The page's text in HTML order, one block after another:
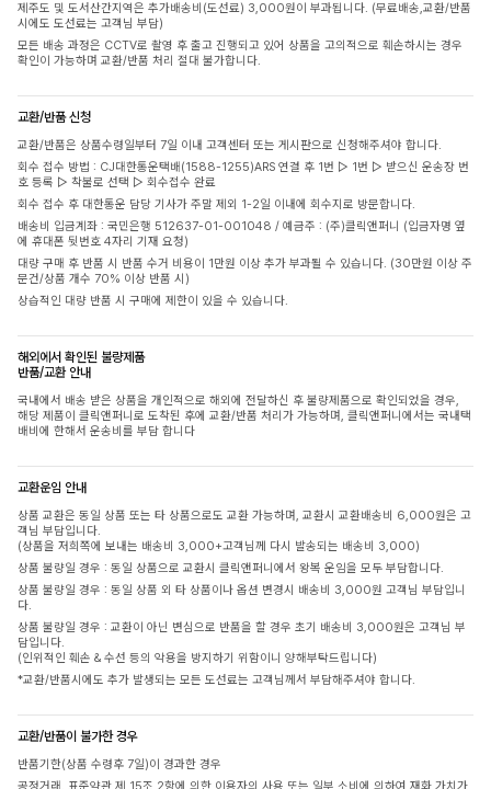
제주도 및 도서산간지역은 추가배송비(도선료) 3,000원이 부과됩니다. (무료배송,교환/반품
시에도 도선료는 고객님 부담)
모든 배송 과정은 CCTV로 촬영 후 출고 진행되고 있어 상품을 고의적으로 훼손하시는 경우
확인이 가능하며 교환/반품 처리 절대 불가합니다.
교환/반품 신청
교환/반품은 상품수령일부터 7일 이내 고객센터 또는 게시판으로 신청해주셔야 합니다.
회수 접수 방법 : CJ대한통운택배(1588-1255)ARS 연결 후 1번 ▷ 1번 ▷ 받으신 운송장 번
호 등록 ▷ 착불로 선택 ▷ 회수접수 완료
회수 접수 후 대한통운 담당 기사가 주말 제외 1-2일 이내에 회수지로 방문합니다.
배송비 입금계좌 : 국민은행 512637-01-001048 / 예금주 : (주)클릭앤퍼니 (입금자명 옆
에 휴대폰 뒷번호 4자리 기재 요청)
대량 구매 후 반품 시 반품 수거 비용이 1만원 이상 추가 부과될 수 있습니다. (30만원 이상 주
문건/상품 개수 70% 이상 반품 시)
상습적인 대량 반품 시 구매에 제한이 있을 수 있습니다.
해외에서 확인된 불량제품
반품/교환 안내
국내에서 배송 받은 상품을 개인적으로 해외에 전달하신 후 불량제품으로 확인되었을 경우,
해당 제품이 클릭앤퍼니로 도착된 후에 교환/반품 처리가 가능하며, 클릭앤퍼니에서는 국내택
배비에 한해서 운송비를 부담 합니다
교환운임 안내
상품 교환은 동일 상품 또는 타 상품으로도 교환 가능하며, 교환시 교환배송비 6,000원은 고
객님 부담입니다.
(상품을 저희쪽에 보내는 배송비 3,000+고객님께 다시 발송되는 배송비 3,000)
상품 불량일 경우 : 동일 상품으로 교환시 클릭앤퍼니에서 왕복 운임을 모두 부담합니다.
상품 불량일 경우 : 동일 상품 외 타 상품이나 옵션 변경시 배송비 3,000원 고객님 부담입니
다.
상품 불량일 경우 : 교환이 아닌 변심으로 반품을 할 경우 초기 배송비 3,000원은 고객님 부
담입니다.
(인위적인 훼손 & 수선 등의 악용을 방지하기 위함이니 양해부탁드립니다)
*교환/반품시에도 추가 발생되는 모든 도선료는 고객님께서 부담해주셔야 합니다.
교환/반품이 불가한 경우
반품기한(상품 수령후 7일)이 경과한 경우